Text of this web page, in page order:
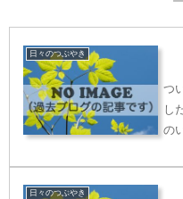
日々のつぶやき
つ
し
の
日々のつぶやき